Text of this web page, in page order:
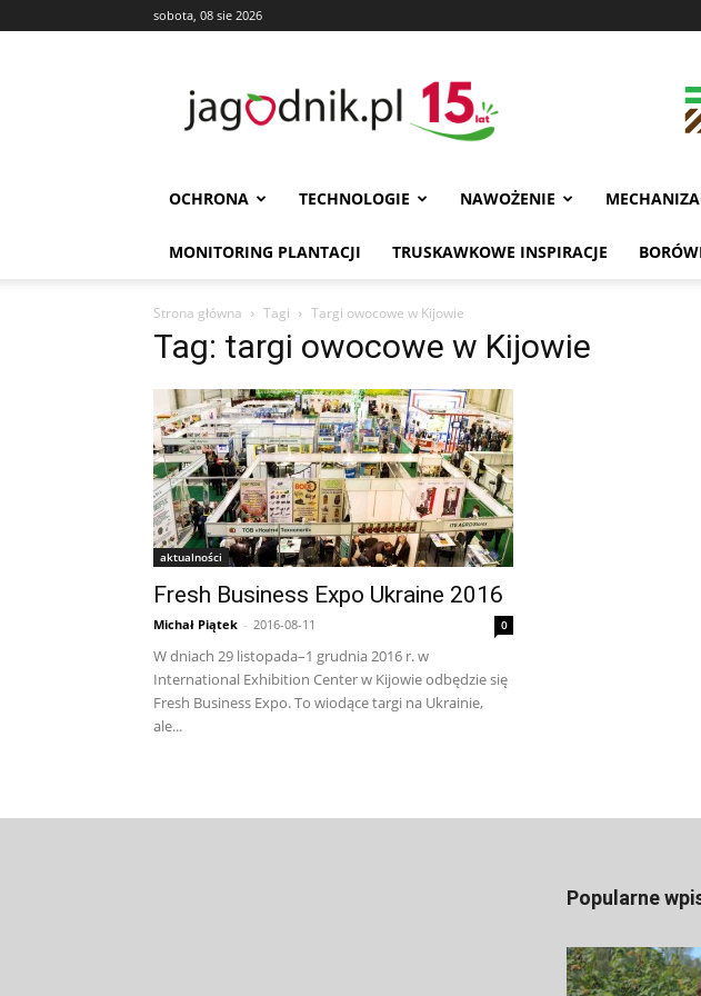
sobota, 08 sie 2026
OCHRONA TECHNOLOGIE NAWOŻENIE
MONITORING PLANTACJI TRUSKAWKOWE INSPIRACJE
Strona główna Tagi Targi owocowe w Kijowie
Tag: targi owocowe w Kijowie
aktualności
Fresh Business Expo Ukraine 2016
Michał Piątek - 2016-08-11 0
W dniach 29 listopada–1 grudnia 2016 r. w
International Exhibition Center w Kijowie odbędzie się
Fresh Business Expo. To wiodące targi na Ukrainie,
ale...
Popularne